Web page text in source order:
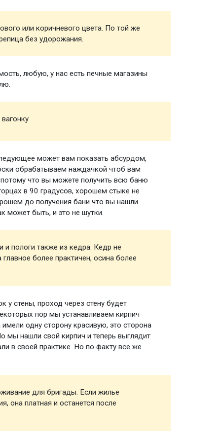
или коричневого цвета. По той же
без удорожания.
любую, у нас есть печные магазины
может вам показать абсурдом,
обрабатываем наждачкой чтоб вам
что вы можете получить всю баню
в 90 градусов, хорошем стыке не
до получения бани что вы нашли
может быть, и это не шутки.
пологи также из кедра. Кедр не
более практичен, осина более
у стены, проход через стену будет
пор мы устанавливаем кирпич
одну сторону красивую, это сторона
мы нашли свой кирпич и теперь выглядит
в своей практике. Но по факту все же
для бригады. Если жилье
она платная и останется после